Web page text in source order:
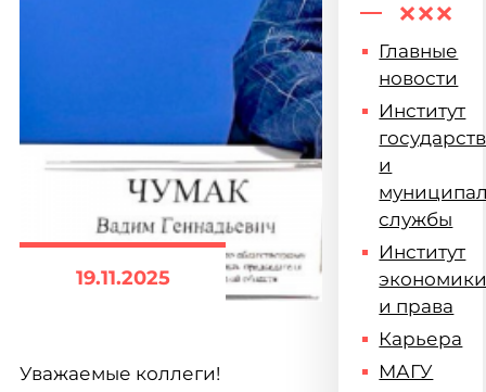
19.11.2025
Уважаемые коллеги!
Главные
новости
Институт
и
службы
Институт
и права
Карьера
МАГУ